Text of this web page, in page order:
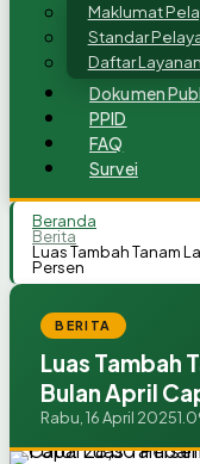
Maklumat
Standar
Daftar Layanan
Dokumen
PPID
FAQ
Survei
Beranda
Berita
Luas Tambah Tanam
Persen
BERITA
Luas Tambah
Bulan April
Rabu, 16 April 2025